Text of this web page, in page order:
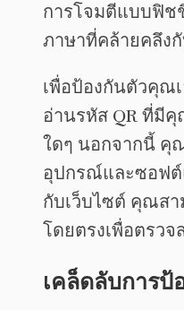
การโจมตีแบบฟิช
ภาษาที่คล้ายคลึง
เพื่อป้องกันตัวคุณ
อ่านรหัส QR ที่มี
ใดๆ นอกจากนี้ คุ
อุปกรณ์และซอฟต์
กับเว็บไซต์ คุณส
โดยตรงเพื่อตรว
เคล็ดลับการป้